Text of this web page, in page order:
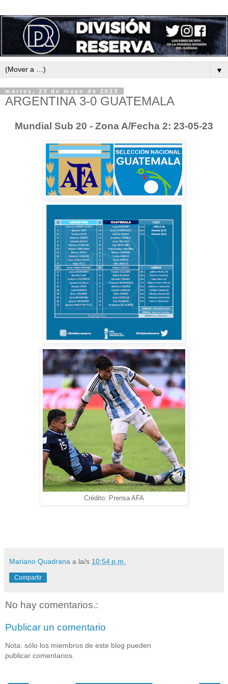
▼
martes, 23 de mayo de 2023
ARGENTINA 3-0 GUATEMALA
Mundial Sub 20 - Zona A/Fecha 2: 23-05-23
Crédito: Prensa AFA
Mariano Quadrana a la/s 10:54 p.m.
Compartir
No hay comentarios.:
Publicar un comentario
Nota: sólo los miembros de este blog pueden
publicar comentarios.